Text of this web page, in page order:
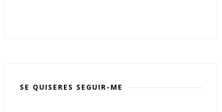
SE QUISERES SEGUIR-ME